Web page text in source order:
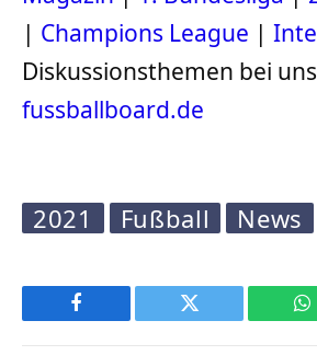
| Champions League |
Diskussionsthemen bei
fussballboard.de
2021 Fußball News
Facebook Twitter